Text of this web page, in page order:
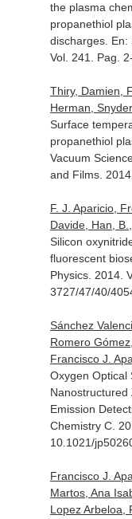
the plasma
propanethiol
discharges. En:
Vol. 241. Pag.
Thiry, Damien,
Herman,
Surface
propanethiol
Vacuum
and Films.
F. J. Aparicio,
Davide, Han,
Silicon
fluorescent
Physics. 2014.
3727/47/40/
Sánchez
Romero
Francisco J.
Oxygen Optical
Nanostructured
Emission
Chemistry C.
10.1021/
Francisco J.
Martos, Ana
Lopez Arbeloa,